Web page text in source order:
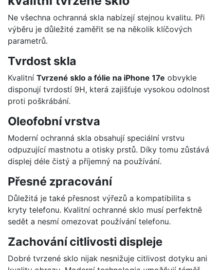
Ne všechna ochranná skla nabízejí stejnou kvalitu. Při
výběru je důležité zaměřit se na několik klíčových
parametrů.
Tvrdost skla
Kvalitní Tvrzené sklo a fólie na iPhone 17e obvykle
disponují tvrdostí 9H, která zajišťuje vysokou odolnost
proti poškrábání.
Oleofobní vrstva
Moderní ochranná skla obsahují speciální vrstvu
odpuzující mastnotu a otisky prstů. Díky tomu zůstává
displej déle čistý a příjemný na používání.
Přesné zpracování
Důležitá je také přesnost výřezů a kompatibilita s
kryty telefonu. Kvalitní ochranné sklo musí perfektně
sedět a nesmí omezovat používání telefonu.
Zachování citlivosti displeje
Dobré tvrzené sklo nijak nesnižuje citlivost dotyku ani